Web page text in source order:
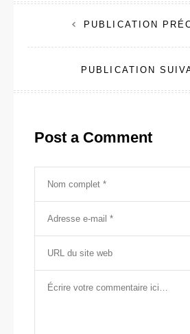
Navigation
de
l’article
PUBLICATION
PUBLICATION
Post a Comment